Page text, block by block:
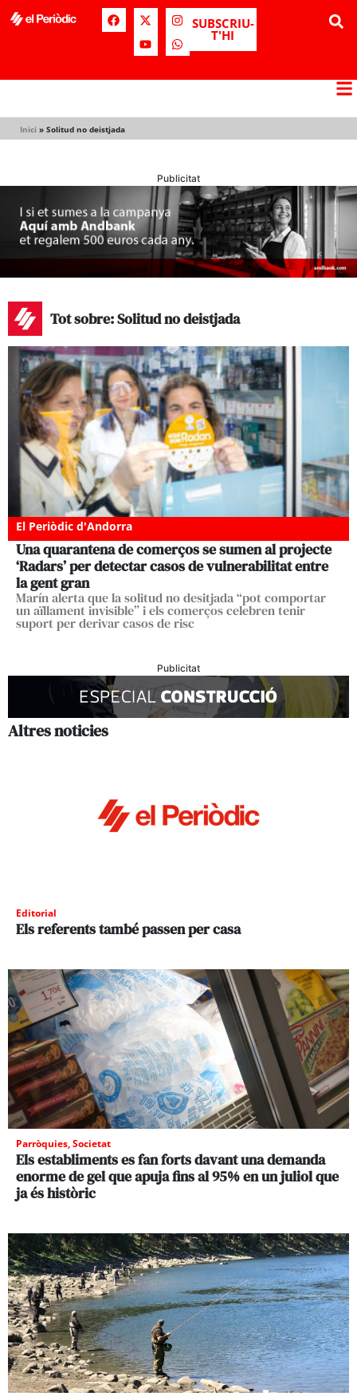
SUBSCRIU-
T'HI
Inici » Solitud no deistjada
Publicitat
Tot sobre: Solitud no deistjada
El Periòdic d'Andorra
Una quarantena de comerços se sumen al projecte
‘Radars’ per detectar casos de vulnerabilitat entre
la gent gran
Marín alerta que la solitud no desitjada “pot comportar
un aïllament invisible” i els comerços celebren tenir
suport per derivar casos de risc
Publicitat
Altres noticies
Editorial
Els referents també passen per casa
Parròquies,Societat
Els establiments es fan forts davant una demanda
enorme de gel que apuja fins al 95% en un juliol que
ja és històric